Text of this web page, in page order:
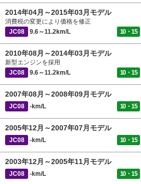
2014年04月～2015年03月モデル
消費税の変更により価格を修正
JC08
9.6～11.2km/L 10・15
2010年08月～2014年03月モデル
新型エンジンを採用
JC08
9.6～11.2km/L 10・15
2007年08月～2008年09月モデル
JC08 -km/L 10・15
2005年12月～2007年07月モデル
JC08 -km/L 10・15
2003年12月～2005年11月モデル
JC08 -km/L 10・15